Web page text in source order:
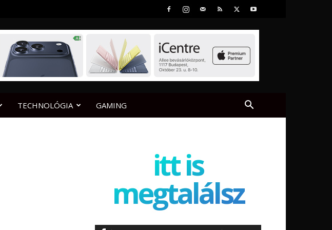
TECHNOLÓGIA GAMING
itt is
megtalálsz